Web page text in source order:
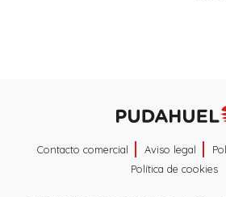
Contacto comercial Aviso legal
Política de cookies